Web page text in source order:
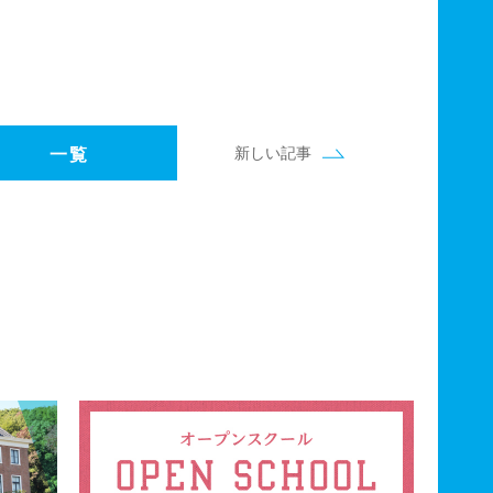
一覧 新しい記事